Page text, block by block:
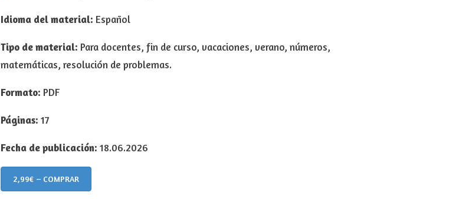
Idioma del material: Español
Tipo de material: Para docentes, fin de curso, vacaciones, verano, números,
matemáticas, resolución de problemas.
Formato: PDF
Páginas: 17
Fecha de publicación: 18.06.2026
2,99€ – COMPRAR